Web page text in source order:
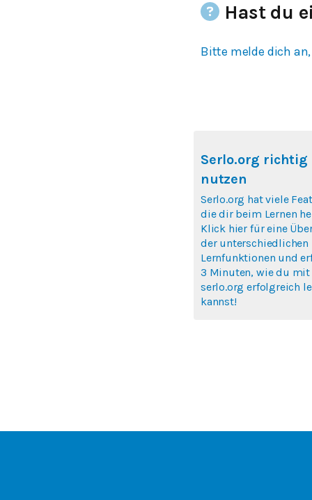
Hast du
Bitte melde dich an,
Serlo.org richtig
nutzen
Serlo.org hat viele
die dir beim Lernen
Klick hier für eine
der unterschiedlichen
Lernfunktionen und
3 Minuten, wie du mit
serlo.org erfolgreich
kannst!